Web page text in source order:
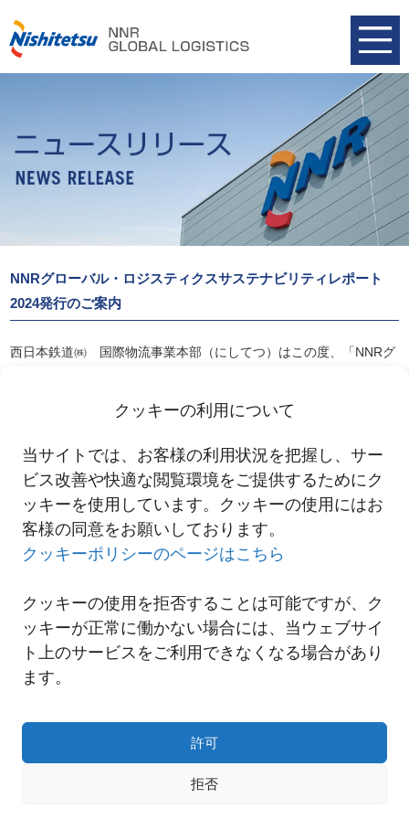
クッキーの利用について
当サイトでは、お客様の利用状況を把握し、サー
ビス改善や快適な閲覧環境をご提供するためにク
ッキーを使用しています。クッキーの使用にはお
客様の同意をお願いしております。
クッキーポリシーのページはこちら
クッキーの使用を拒否することは可能ですが、ク
ッキーが正常に働かない場合には、当ウェブサイ
ト上のサービスをご利用できなくなる場合があり
ます。
許可
拒否
NNRグローバル・ロジスティクスサステナビリティレポート
2024発行のご案内
西日本鉄道㈱ 国際物流事業本部（にしてつ）はこの度、「NNRグ
詳細は以下のリンクからご確認ください。
ポート2024発行のご案内
一覧へ